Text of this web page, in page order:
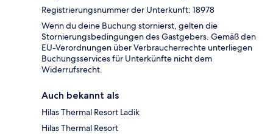
Registrierungsnummer der Unterkunft: 18978
Wenn du deine Buchung stornierst, gelten die
Stornierungsbedingungen des Gastgebers. Gemäß den
EU-Verordnungen über Verbraucherrechte unterliegen
Buchungsservices für Unterkünfte nicht dem
Widerrufsrecht.
Auch bekannt als
Hilas Thermal Resort Ladik
Hilas Thermal Resort